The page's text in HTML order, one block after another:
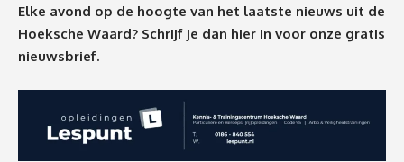
Elke avond op de hoogte van het laatste nieuws uit de
Hoeksche Waard? Schrijf je dan hier in voor onze gratis
nieuwsbrief.